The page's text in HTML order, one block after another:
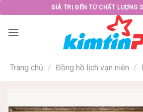
to
content
GIÁ TRỊ ĐẾN TỪ CHẤT LƯỢNG
Trang chủ / Đồng hồ lịch vạn niên /